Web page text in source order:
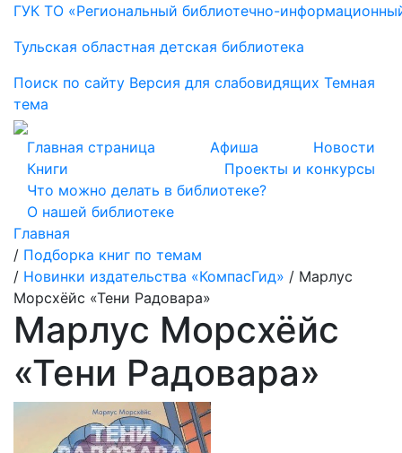
ГУК ТО «Региональный библиотечно-
Тульская областная детская библиотека
Поиск по сайту Версия для слабовидящих Темная
тема
Главная страница Афиша
Новости
Книги
Проекты и конкурсы
Что можно делать в библиотеке?
О нашей библиотеке
Главная
/ Подборка книг по темам
/ Новинки издательства «КомпасГид» / Марлус
Морсхёйс «Тени Радовара»
Марлус Морсхёйс
«Тени Радовара»